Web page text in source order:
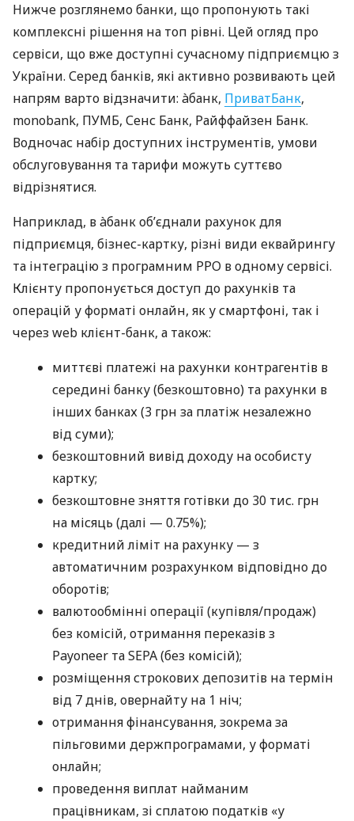
Нижче розглянемо банки, що пропонують такі
комплексні рішення на топ рівні. Цей огляд про
сервіси, що вже доступні сучасному підприємцю з
України. Серед банків, які активно розвивають цей
напрям варто відзначити: àбанк, ПриватБанк,
monobank, ПУМБ, Сенс Банк, Райффайзен Банк.
Водночас набір доступних інструментів, умови
обслуговування та тарифи можуть суттєво
відрізнятися.
Наприклад, в àбанк об’єднали рахунок для
підприємця, бізнес-картку, різні види еквайрингу
та інтеграцію з програмним РРО в одному сервісі.
Клієнту пропонується доступ до рахунків та
операцій у форматі онлайн, як у смартфоні, так і
через web клієнт-банк, а також:
миттєві платежі на рахунки контрагентів в
середині банку (безкоштовно) та рахунки в
інших банках (3 грн за платіж незалежно
від суми);
безкоштовний вивід доходу на особисту
картку;
безкоштовне зняття готівки до 30 тис. грн
на місяць (далі — 0.75%);
кредитний ліміт на рахунку — з
автоматичним розрахунком відповідно до
оборотів;
валютообмінні операції (купівля/продаж)
без комісій, отримання переказів з
Payoneer та SEPA (без комісій);
розміщення строкових депозитів на термін
від 7 днів, овернайту на 1 ніч;
отримання фінансування, зокрема за
пільговими держпрограмами, у форматі
онлайн;
проведення виплат найманим
працівникам, зі сплатою податків «у